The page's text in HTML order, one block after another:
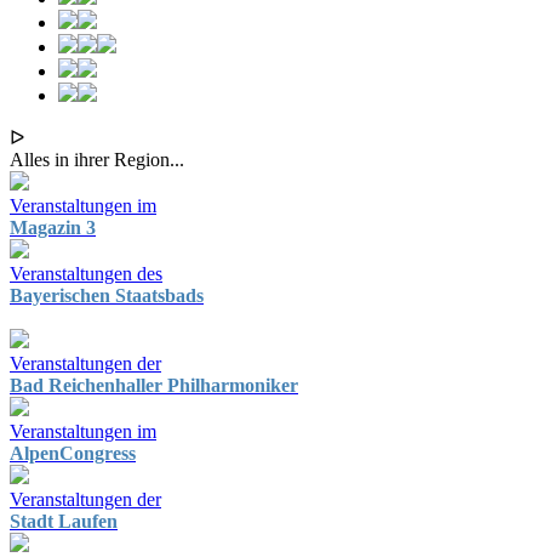
ᐅ
Alles in ihrer Region...
Veranstaltungen im
Magazin 3
Veranstaltungen des
Bayerischen Staatsbads
Veranstaltungen der
Bad Reichenhaller Philharmoniker
Veranstaltungen im
AlpenCongress
Veranstaltungen der
Stadt Laufen